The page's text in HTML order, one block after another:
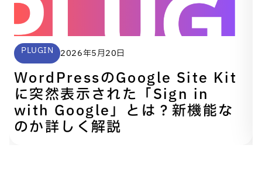
PLUGIN 2026年5月20日
WordPressのGoogle Site Kit
に突然表示された「Sign in
with Google」とは？新機能な
のか詳しく解説